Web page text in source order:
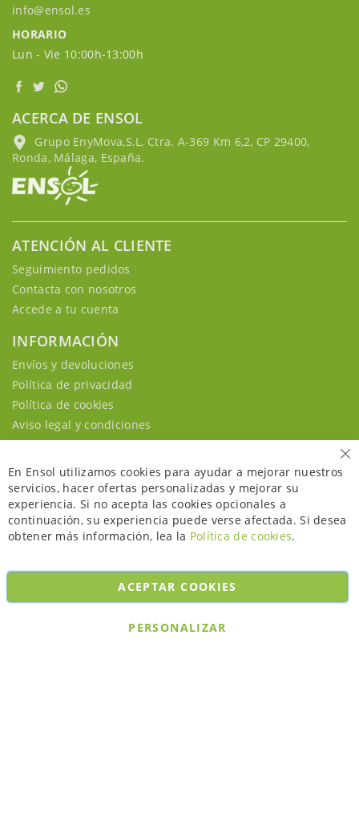
info@ensol.es
HORARIO
Lun - Vie 10:00h-13:00h
ACERCA DE ENSOL
Grupo EnyMova,S.L, Ctra. A-369 Km 6,2, CP 29400,
Ronda, Málaga, España.
ATENCIÓN AL CLIENTE
Seguimiento pedidos
Contacta con nosotros
Accede a tu cuenta
INFORMACIÓN
Envíos y devoluciones
Política de privacidad
Política de cookies
Aviso legal y condiciones
Copyright © 2026. All rights reserved. Powered byBobaly Partners.
En Ensol utilizamos cookies para ayudar a mejorar nuestros
servicios, hacer ofertas personalizadas y mejorar su
experiencia. Si no acepta las cookies opcionales a
continuación, su experiencia puede verse afectada. Si desea
obtener más información, lea la Política de cookies.
ACEPTAR COOKIES
PERSONALIZAR